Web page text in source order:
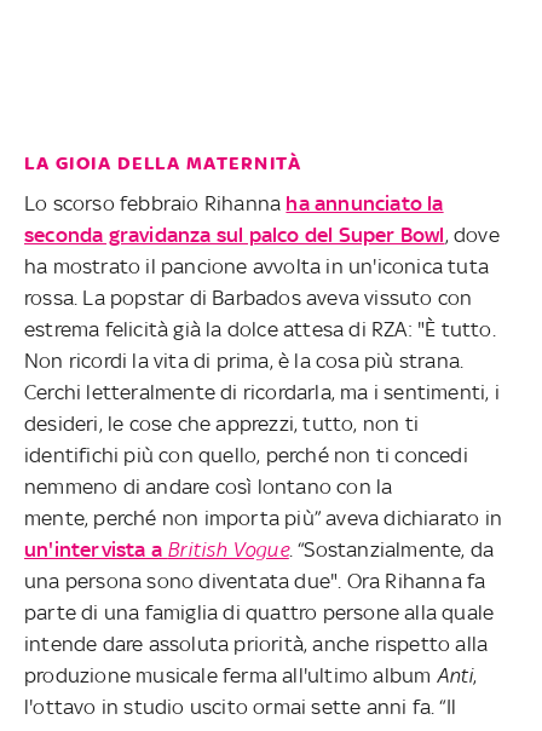
LA GIOIA DELLA MATERNITÀ
Lo scorso febbraio Rihanna ha annunciato la
seconda gravidanza sul palco del Super Bowl, dove
ha mostrato il pancione avvolta in un'iconica tuta
rossa. La popstar di Barbados aveva vissuto con
estrema felicità già la dolce attesa di RZA: "È tutto.
Non ricordi la vita di prima, è la cosa più strana.
Cerchi letteralmente di ricordarla, ma i sentimenti, i
desideri, le cose che apprezzi, tutto, non ti
identifichi più con quello, perché non ti concedi
nemmeno di andare così lontano con la
mente, perché non importa più” aveva dichiarato in
un'intervista a British Vogue. “Sostanzialmente, da
una persona sono diventata due". Ora Rihanna fa
parte di una famiglia di quattro persone alla quale
intende dare assoluta priorità, anche rispetto alla
produzione musicale ferma all'ultimo album Anti,
l'ottavo in studio uscito ormai sette anni fa. “Il